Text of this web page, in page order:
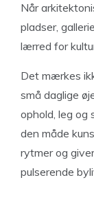
Når
pladser,
lærred for
Det mærkes
små daglige
ophold, leg og
den måde
rytmer og
pulserende